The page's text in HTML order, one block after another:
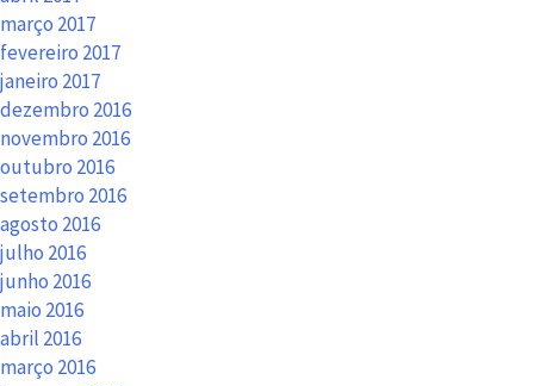
março 2017
fevereiro 2017
janeiro 2017
dezembro 2016
novembro 2016
outubro 2016
setembro 2016
agosto 2016
julho 2016
junho 2016
maio 2016
abril 2016
março 2016